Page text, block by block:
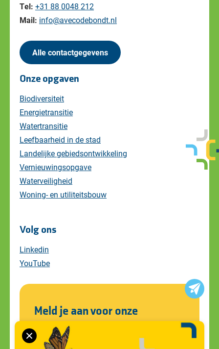
Tel: +31 88 0048 212
Mail: info@avecodebondt.nl
Alle contactgegevens
Onze opgaven
Biodiversiteit
Energietransitie
Watertransitie
Leefbaarheid in de stad
Landelijke gebiedsontwikkeling
Vernieuwingsopgave
Waterveiligheid
Woning- en utiliteitsbouw
Volg ons
Linkedin
YouTube
Meld je aan voor onze
nieuwsbrief
Blijf op de hoogte van alle ontwikkelingen